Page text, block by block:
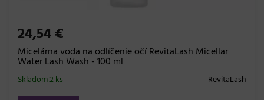
24,54 €
Micelárna voda na odlíčenie očí RevitaLash Micellar
Water Lash Wash - 100 ml
RevitaLash
Skladom 2 ks